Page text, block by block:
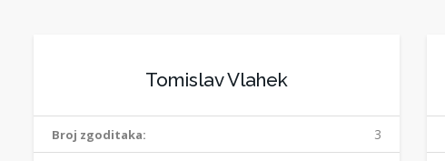
Tomislav Vlahek
Broj zgoditaka: 3